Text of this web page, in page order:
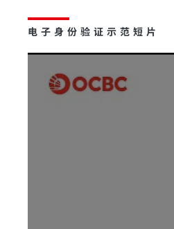
电子身份验证示范短片